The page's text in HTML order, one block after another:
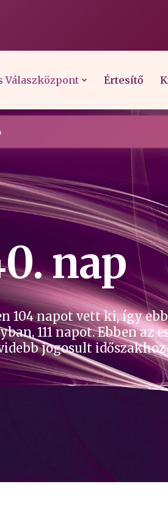
Válaszközpont Értesítő
nap
napot vett ki, így
111 napot. Ebben az
jogosult